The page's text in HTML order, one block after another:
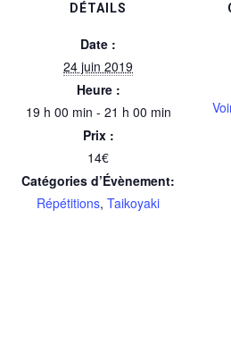
DÉTAILS
Date :
24 juin 2019
Heure :
19 h 00 min - 21 h 00 min
Prix :
14€
Catégories d’Évènement:
Répétitions, Taikoyaki